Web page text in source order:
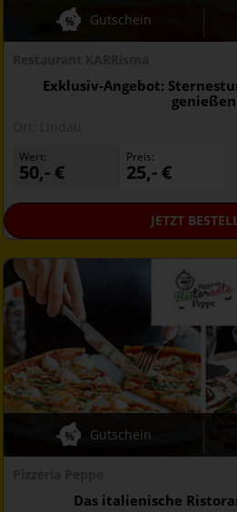
Exklusiv-Angebot:
genießen
Gutschein
Wert:
50,- €
Preis:
25,- €
JETZT
Das italienische
Gutschein